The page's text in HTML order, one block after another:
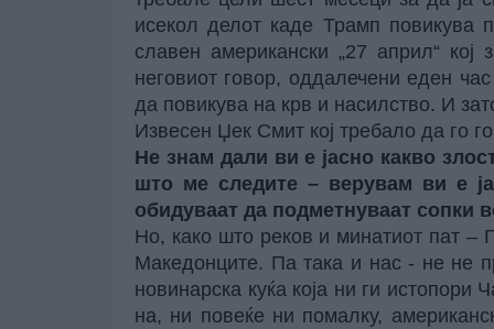
исекол делот каде Трамп повикува
славен американски „27 април“
неговиот говор, оддалечени еден
да повикува на крв и насилство. И
Извесен Џек Смит кој требало да го
Не знам дали ви е јасно какво
што ме следите – верувам ви е
обидуваат да подметнуваат сопки
Но, како што реков и минатиот пат –
Македонците. Па така и нас - не не
новинарска куќа која ни ги
на, ни повеќе ни помалку,